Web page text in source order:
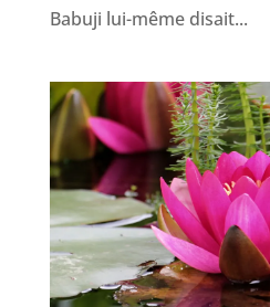
Babuji lui-même disait...